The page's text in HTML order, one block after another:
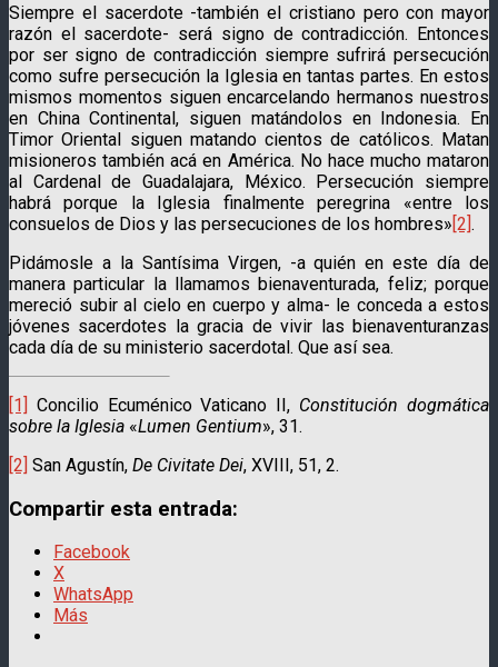
Siempre el sacerdote -también el cristiano pero con mayor
razón el sacerdote- será signo de contradicción. Entonces
por ser signo de contradicción siempre sufrirá persecución
como sufre persecución la Iglesia en tantas partes. En estos
mismos momentos siguen encarcelando hermanos nuestros
en China Continental, siguen matándolos en Indonesia. En
Timor Oriental siguen matando cientos de católicos. Matan
misioneros también acá en América. No hace mucho mataron
al Cardenal de Guadalajara, México. Persecución siempre
habrá porque la Iglesia finalmente peregrina «entre los
consuelos de Dios y las persecuciones de los hombres»[2].
Pidámosle a la Santísima Virgen, -a quién en este día de
manera particular la llamamos bienaventurada, feliz; porque
mereció subir al cielo en cuerpo y alma- le conceda a estos
jóvenes sacerdotes la gracia de vivir las bienaventuranzas
cada día de su ministerio sacerdotal. Que así sea.
[1] Concilio Ecuménico Vaticano II, Constitución dogmática
sobre la Iglesia «Lumen Gentium», 31.
[2] San Agustín, De Civitate Dei, XVIII, 51, 2.
Compartir esta entrada:
Facebook
X
WhatsApp
Más